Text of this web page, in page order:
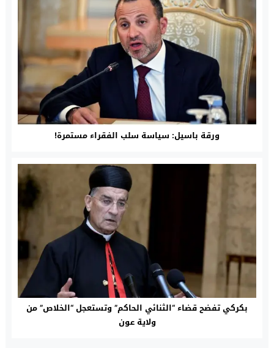
ورقة باسيل: سياسة سلب الفقراء مستمرة!
بكركي تفضح قضاء “الثنائي الحاكم” وتستعجل “الخلاص” من
ولاية عون